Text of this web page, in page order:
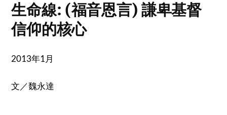
生命線: (福音恩言) 謙卑基督
信仰的核心
2013年1月
文／魏永達